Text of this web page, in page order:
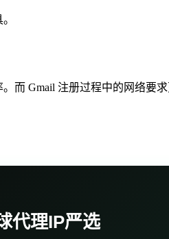
Gmail 注册过程中的网络要
代理IP严选